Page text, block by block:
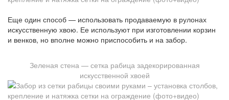
Еще один способ — использовать продаваемую в рулонах
искусственную хвою. Ее используют при изготовлении корзин
и венков, но вполне можно приспособить и на забор.
Зеленая стена — сетка рабица задекорированная
искусственной хвоей